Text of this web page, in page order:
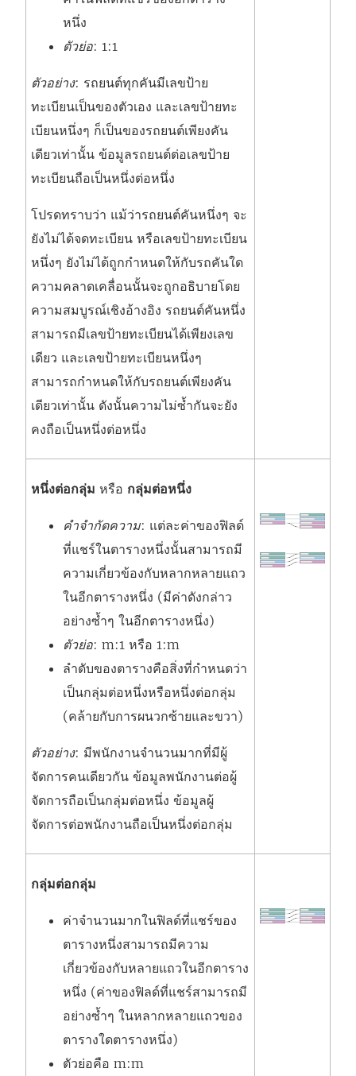
หนึ่ง
ตัวย่อ: 1:1
ตัวอย่าง: รถยนต์ทุกคันมีเลขป้าย
ทะเบียนเป็นของตัวเอง และเลขป้ายทะ
เบียนหนึ่งๆ ก็เป็นของรถยนต์เพียงคัน
เดียวเท่านั้น ข้อมูลรถยนต์ต่อเลขป้าย
ทะเบียนถือเป็นหนึ่งต่อหนึ่ง
โปรดทราบว่า แม้ว่ารถยนต์คันหนึ่งๆ จะ
ยังไม่ได้จดทะเบียน หรือเลขป้ายทะเบียน
หนึ่งๆ ยังไม่ได้ถูกกำหนดให้กับรถคันใด
ความคลาดเคลื่อนนั้นจะถูกอธิบายโดย
ความสมบูรณ์เชิงอ้างอิง รถยนต์คันหนึ่ง
สามารถมีเลขป้ายทะเบียนได้เพียงเลข
เดียว และเลขป้ายทะเบียนหนึ่งๆ
สามารถกำหนดให้กับรถยนต์เพียงคัน
เดียวเท่านั้น ดังนั้นความไม่ซ้ำกันจะยัง
คงถือเป็นหนึ่งต่อหนึ่ง
หนึ่งต่อกลุ่ม หรือ กลุ่มต่อหนึ่ง
คำจำกัดความ: แต่ละค่าของฟิลด์
ที่แชร์ในตารางหนึ่งนั้นสามารถมี
ความเกี่ยวข้องกับหลากหลายแถว
ในอีกตารางหนึ่ง (มีค่าดังกล่าว
อย่างซ้ำๆ ในอีกตารางหนึ่ง)
ตัวย่อ: m:1 หรือ 1:m
ลำดับของตารางคือสิ่งที่กำหนดว่า
เป็นกลุ่มต่อหนึ่งหรือหนึ่งต่อกลุ่ม
(คล้ายกับการผนวกซ้ายและขวา)
ตัวอย่าง: มีพนักงานจำนวนมากที่มีผู้
จัดการคนเดียวกัน ข้อมูลพนักงานต่อผู้
จัดการถือเป็นกลุ่มต่อหนึ่ง ข้อมูลผู้
จัดการต่อพนักงานถือเป็นหนึ่งต่อกลุ่ม
กลุ่มต่อกลุ่ม
ค่าจำนวนมากในฟิลด์ที่แชร์ของ
ตารางหนึ่งสามารถมีความ
เกี่ยวข้องกับหลายแถวในอีกตาราง
หนึ่ง (ค่าของฟิลด์ที่แชร์สามารถมี
อย่างซ้ำๆ ในหลากหลายแถวของ
ตารางใดตารางหนึ่ง)
ตัวย่อคือ m:m